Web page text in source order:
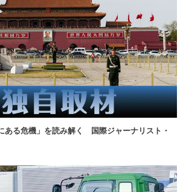
ある危機」を読み解く 国際ジャーナリスト・